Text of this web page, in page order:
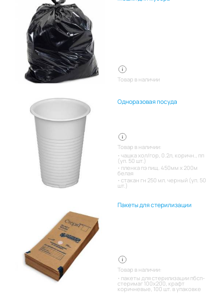
Товар в наличии
Одноразовая посуда
Товар в наличии:
чашка хол/гор, 0.2л, коричн., пп
(уп. 50 шт.)
пленка пэ пищ. 450мм х 200м
белая
стакан гн 250 мл. черный (уп. 50
шт.)
Пакеты для стерилизации
Товар в наличии:
пакеты для стерилизации пбсп-
стеримаг 100х200, крафт
коричневые, 100 шт. в упаковке